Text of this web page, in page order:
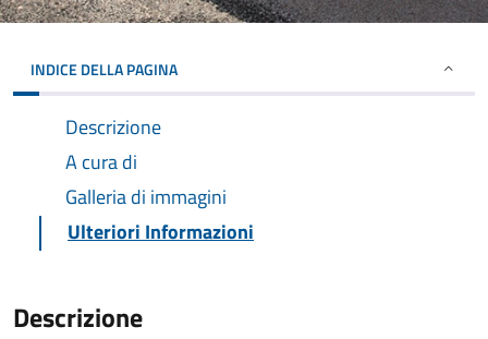
INDICE DELLA PAGINA
Descrizione
A cura di
Galleria di immagini
Ulteriori Informazioni
Descrizione